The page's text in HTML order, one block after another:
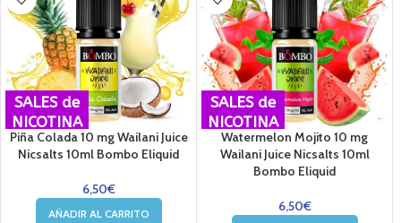
SALES de
NICOTINA
Piña Colada 10 mg Wailani Juice
Nicsalts 10ml Bombo Eliquid
6,50€
AÑADIR AL CARRITO
SALES de
NICOTINA
Watermelon Mojito 10 mg
Wailani Juice Nicsalts 10ml
Bombo Eliquid
6,50€